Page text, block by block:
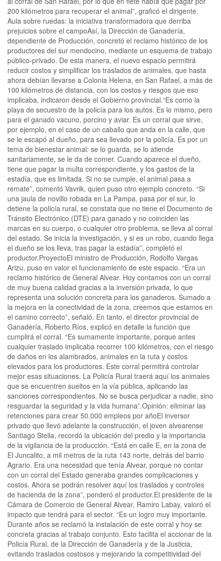
200 kilómetros para recuperar el animal”, graficó el dirigente.
Aula sobre ruedas: la iniciativa transformadora que derriba
prejuicios sobre el campoAsí, la Dirección de Ganadería,
dependiente de Producción, concretó el reclamo histórico de los
productores del sur mendocino, mediante un esquema de trabajo
público-privado. De esta manera, el nuevo espacio permitirá
reducir costos y simplificar los traslados de animales, que hasta
ahora debían llevarse a Colonia Helena, en San Rafael, a más de
100 kilómetros de distancia, con los costos y riesgos que eso
implicaba, indicaron desde el Gobierno provincial.“Es como la
playa de secuestro de la policía para los autos. Es lo mismo, pero
para el ganado vacuno, porcino y aviar. Es un corral que sirve,
por ejemplo, en el caso de un caballo que anda en la calle, que
se le escapó al dueño, para sea llevado por la policía. Es por un
tema de bienestar animal: se lo guarda, se lo atiende
sanitariamente, se le da de comer. Cuando aparece el dueño,
tiene que pagar la multa correspondiente, y los gastos de la
estadía, que es limitada. Si no se cumple, el animal pasa a
remate”, comentó Vavrik, quien puso otro ejemplo concreto. “Si
una jaula de novillo robada en La Pampa, pasa por el sur, lo
detiene la policía rural, se constata que no tiene el Documento de
Tránsito Electrónico (DTE) para ganado y no coinciden las
marcas en su cuerpo, o cualquier otro problema, se lleva al corral
del estado. Se inicia la investigación, y si es un robo, cuando llega
el dueño se los lleva, tras pagar la estadía”, completó el
productor.ProyectoEl ministro de Producción, Rodolfo Vargas
Arizu, puso en valor el funcionamiento de este espacio. “Era un
reclamo histórico de General Alvear. Hoy contamos con un corral
de muy buena calidad gracias a la inversión privada, lo que
representa una solución concreta para los ganaderos. Sumado a
la mejora en la conectividad de la zona, creemos que estamos en
el camino correcto”, señaló. En tanto, el director provincial de
Ganadería, Roberto Ríos, explicó en detalle la función que
cumplirá el corral. “Es sumamente importante, porque antes
cualquier traslado implicaba recorrer 100 kilómetros, con el riesgo
de daños en los alambrados, animales en la ruta y costos
elevados para los productores. Este corral permitirá controlar
mejor esas situaciones. La Policía Rural traerá aquí los animales
que se encuentren sueltos en la vía pública, aplicando las
sanciones correspondientes. No se busca perjudicar a nadie, sino
resguardar la seguridad y la vida humana”.Opinión: eliminar las
retenciones para crear 50.000 empleos por añoEl inversor
privado que llevó adelante la construcción, el joven alvearense
Santiago Stella, recordó la ubicación del predio y la importancia
de la vigilancia de la producción. “Está en calle E, en la zona de
El Juncalito, a mil metros de la ruta 143 norte, detrás del barrio
Agrario. Era una necesidad que tenía Alvear, porque no contar
con un corral del Estado generaba grandes complicaciones y
costos. Ahora se podrán resolver aquí los traslados y controles
de hacienda de la zona”, ponderó el productor.El presidente de la
Cámara de Comercio de General Alvear, Ramiro Labay, valoró el
impacto que tendrá para el sector. “Es un logro muy importante.
Durante años se reclamó la instalación de este corral y hoy se
concreta gracias al trabajo conjunto. Esto facilita el accionar de la
Policía Rural, de la Dirección de Ganadería y de la Justicia,
evitando traslados costosos y mejorando la competitividad del